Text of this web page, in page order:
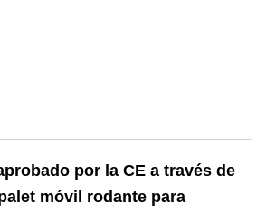
por la CE a través de
móvil rodante para